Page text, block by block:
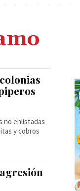
no enlistadas
y cobros